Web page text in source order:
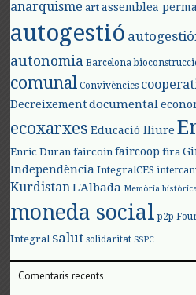
anarquisme art assemblea
autogestió
autonomia Barcelona
comunal Convivències
Decreixement documental
ecoxarxes Educació lliure
Enric Duran faircoin faircoop fira
Independència IntegralCES
KurdistanL'Albada Memòria
moneda social p2p
Integral salut solidaritat SSPC
Comentaris recents